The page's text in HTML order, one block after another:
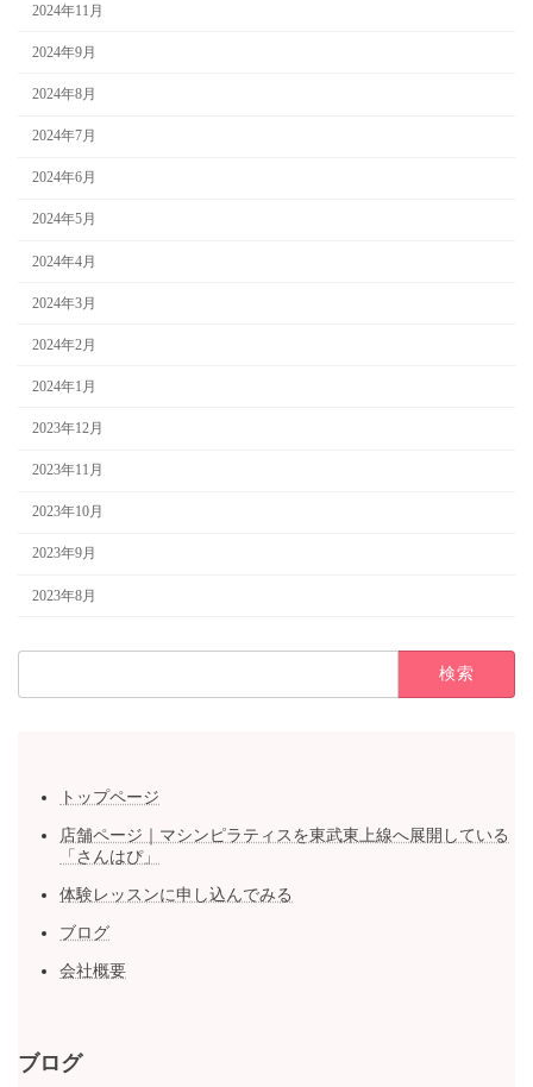
2024年11月
2024年9月
2024年8月
2024年7月
2024年6月
2024年5月
2024年4月
2024年3月
2024年2月
2024年1月
2023年12月
2023年11月
2023年10月
2023年9月
2023年8月
トップページ
店舗ページ｜マシンピラティスを東武東上線へ展開している
「さんはぴ」
体験レッスンに申し込んでみる
ブログ
会社概要
ブログ